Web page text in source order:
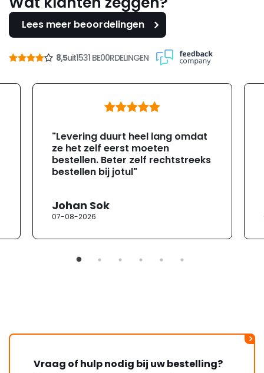
Lees meer beoordelingen
8,5uit1531 BE00RDELINGEN
"Levering duurt heel lang omdat
ze het zelf eerst moeten
bestellen. Beter zelf rechtstreeks
bestellen bij jotul"
Johan Sok
07-08-2026
Vraag of hulp nodig bij uw bestelling?